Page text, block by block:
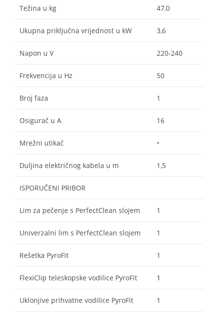
Težina u kg 47,0
Ukupna priključna vrijednost u kW 3,6
Napon u V 220-240
Frekvencija u Hz 50
Broj faza 1
Osigurač u A 16
Mrežni utikač •
Duljina električnog kabela u m 1,5
ISPORUČENI PRIBOR
Lim za pečenje s PerfectClean slojem 1
Univerzalni lim s PerfectClean slojem 1
Rešetka PyroFit 1
FlexiClip teleskopske vodilice PyroFit 1
Uklonjive prihvatne vodilice PyroFit 1